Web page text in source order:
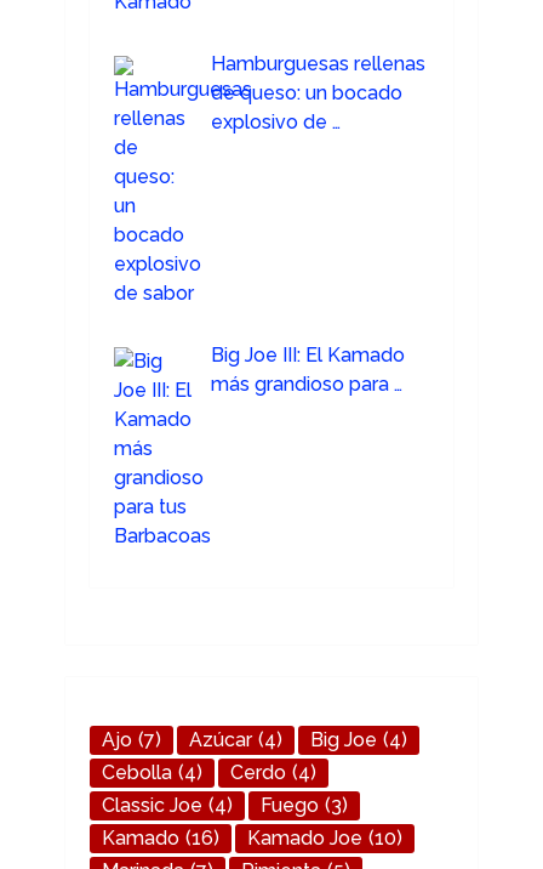
Hamburguesas rellenas
de queso: un bocado
explosivo de …
Big Joe III: El Kamado
más grandioso para …
Ajo (7) Azúcar (4) Big Joe (4)
Cebolla (4) Cerdo (4)
Classic Joe (4) Fuego (3)
Kamado (16) Kamado Joe (10)